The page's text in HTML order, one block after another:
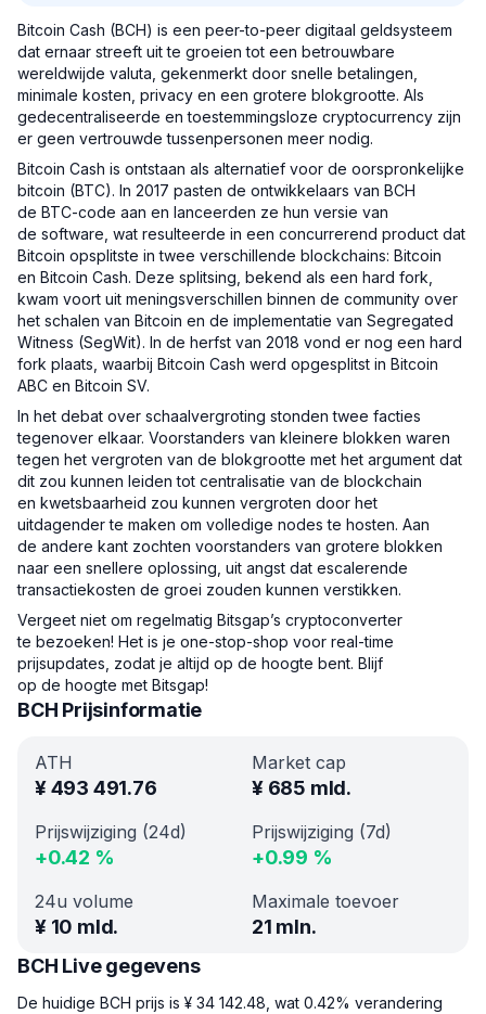
Bitcoin Cash (BCH) is een peer-to-peer digitaal geldsysteem
dat ernaar streeft uit te groeien tot een betrouwbare
wereldwijde valuta, gekenmerkt door snelle betalingen,
minimale kosten, privacy en een grotere blokgrootte. Als
gedecentraliseerde en toestemmingsloze cryptocurrency zijn
er geen vertrouwde tussenpersonen meer nodig.
Bitcoin Cash is ontstaan als alternatief voor de oorspronkelijke
bitcoin (BTC). In 2017 pasten de ontwikkelaars van BCH
de BTC-code aan en lanceerden ze hun versie van
de software, wat resulteerde in een concurrerend product dat
Bitcoin opsplitste in twee verschillende blockchains: Bitcoin
en Bitcoin Cash. Deze splitsing, bekend als een hard fork,
kwam voort uit meningsverschillen binnen de community over
het schalen van Bitcoin en de implementatie van Segregated
Witness (SegWit). In de herfst van 2018 vond er nog een hard
fork plaats, waarbij Bitcoin Cash werd opgesplitst in Bitcoin
ABC en Bitcoin SV.
In het debat over schaalvergroting stonden twee facties
tegenover elkaar. Voorstanders van kleinere blokken waren
tegen het vergroten van de blokgrootte met het argument dat
dit zou kunnen leiden tot centralisatie van de blockchain
en kwetsbaarheid zou kunnen vergroten door het
uitdagender te maken om volledige nodes te hosten. Aan
de andere kant zochten voorstanders van grotere blokken
naar een snellere oplossing, uit angst dat escalerende
transactiekosten de groei zouden kunnen verstikken.
Vergeet niet om regelmatig Bitsgap’s cryptoconverter
te bezoeken! Het is je one-stop-shop voor real-time
prijsupdates, zodat je altijd op de hoogte bent. Blijf
op de hoogte met Bitsgap!
BCH Prijsinformatie
ATH
¥493 491.76
Market cap
¥ 685 mld.
Prijswijziging (24d)
+0.42 %
Prijswijziging (7d)
+0.99 %
24u volume
¥ 10 mld.
Maximale toevoer
21 mln.
BCH Live gegevens
De huidige BCH prijs is ¥ 34 142.48, wat 0.42% verandering